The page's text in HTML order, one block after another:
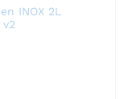
INOX 2L